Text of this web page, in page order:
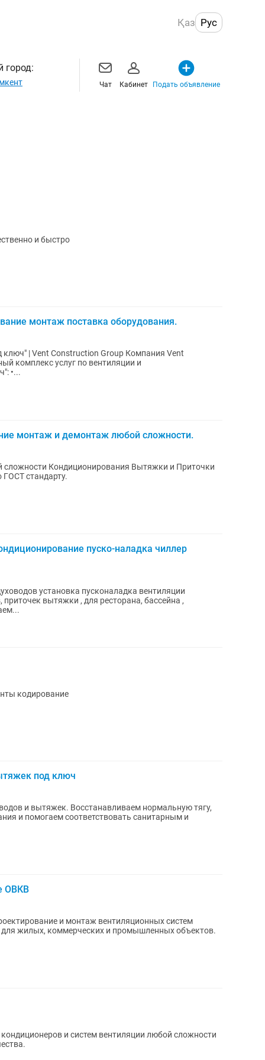
Қаз Рус
город:
Чат Кабинет Подать объявление
и быстро
монтаж поставка оборудования.
| Vent Construction Group Компания Vent
комплекс услуг по вентиляции и
•...
монтаж и демонтаж любой сложности.
Кондиционирования Вытяжки и Приточки
стандарту.
пуско-наладка чиллер
установка пусконаладка вентиляции
вытяжки , для ресторана, бассейна ,
кодирование
под ключ
нормальную тягу,
и помогаем соответствовать санитарным и
ОВКВ
жилых, коммерческих и промышленных объектов.
и систем вентиляции любой сложности